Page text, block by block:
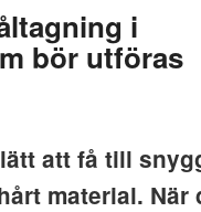
i
bör utföras
att få till
material. När